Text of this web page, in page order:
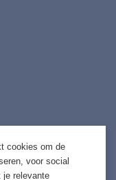
cookies om de
voor social
je relevante